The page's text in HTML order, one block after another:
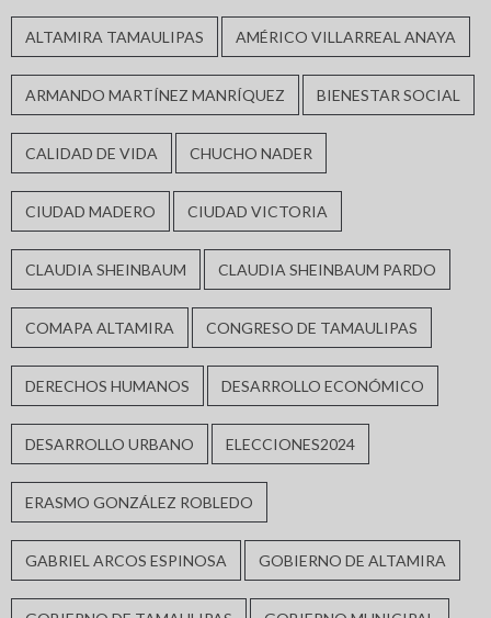
ALTAMIRA TAMAULIPAS AMÉRICO VILLARREAL ANAYA
ARMANDO MARTÍNEZ MANRÍQUEZ BIENESTAR SOCIAL
CALIDAD DE VIDA CHUCHO NADER
CIUDAD MADERO CIUDAD VICTORIA
CLAUDIA SHEINBAUM CLAUDIA SHEINBAUM PARDO
COMAPA ALTAMIRA CONGRESO DE TAMAULIPAS
DERECHOS HUMANOS DESARROLLO ECONÓMICO
DESARROLLO URBANO ELECCIONES2024
ERASMO GONZÁLEZ ROBLEDO
GABRIEL ARCOS ESPINOSA GOBIERNO DE ALTAMIRA